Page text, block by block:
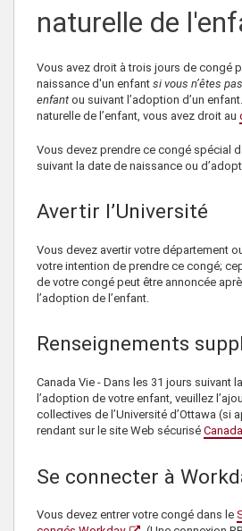
naturelle de
Vous avez droit àtrois jours de congé
naissance d'un enfant si vous n’êtes
enfant ou suivant l’adoption d’un
naturelle de l’enfant, vous avez droit au
Vous devez prendre ce congé spécial
suivant la date de naissance ou
Avertir l’Université
Vous devez avertir votre département
votre intention de prendre ce congé;
de votre congé peut être annoncée
l’adoption de l’enfant.
Renseignements
Canada Vie - Dans les 31 jours suivant
l’adoption de votre enfant, veuillez
collectives de l’Université d’Ottawa (si
rendant sur le site Web sécurisé
Se connecter à
Vous devez entrer votre congé dans le